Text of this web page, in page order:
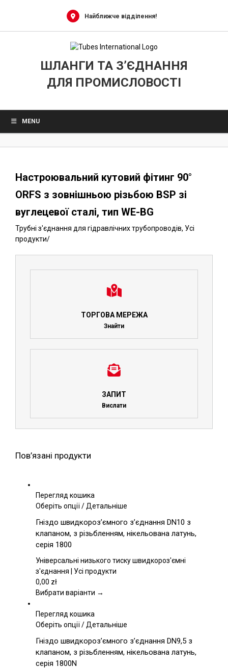
Найближче відділення!
ШЛАНГИ ТА З’ЄДНАННЯ
ДЛЯ ПРОМИСЛОВОСТІ
MENU
Настроювальний кутовий фітинг 90°
ORFS з зовнішньою різьбою BSP зі
вуглецевої сталі, тип WE-BG
Трубні з'єднання для гідравлічних трубопроводів, Усі
продукти/
ТОРГОВА МЕРЕЖА
Знайти
ЗАПИТ
Вислати
Пов’язані продукти
Перегляд кошика
Оберіть опціїЦей
має
кілька
Параметри
можна
на
товару
/Детальніше
Гніздо швидкороз’ємного з’єднання DN10 з
клапаном, з різьбленням, нікельована латунь,
серія 1800
Універсальні низького тиску швидкороз'ємні
з'єднання | Усі продукти
0,00 zł
Вибрати варіанти →
Перегляд кошика
Оберіть опціїЦей
має
кілька
/Детальніше
Гніздо швидкороз’ємного з’єднання DN9,5 з
клапаном, з різьбленням, нікельована латунь,
серія 1800N